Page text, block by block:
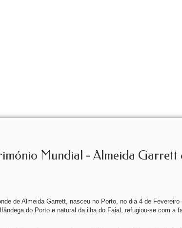
Mundial - Almeida Garrett
de Almeida Garrett, nasceu no Porto, no dia 4 de
do Porto e natural da ilha do Faial, refugiou-se com a